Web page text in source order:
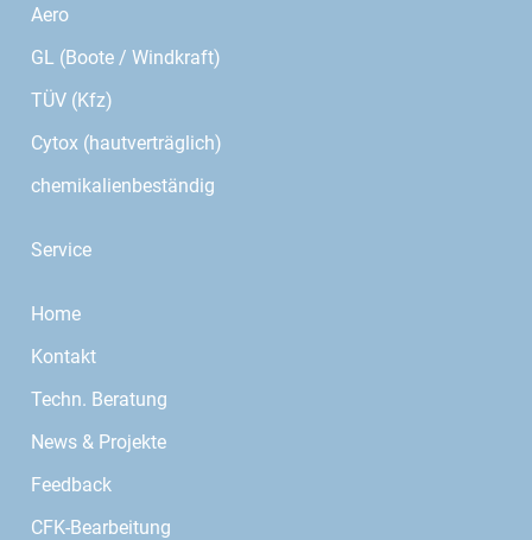
Aero
GL (Boote / Windkraft)
TÜV (Kfz)
Cytox (hautverträglich)
chemikalienbeständig
Service
Home
Kontakt
Techn. Beratung
News & Projekte
Feedback
CFK-Bearbeitung